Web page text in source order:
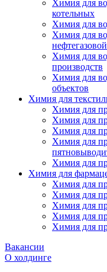
Химия для
котельных
Химия для
Химия для
Химия для
производств
Химия для
объектов
Химия для
Химия для
Химия для
Химия для
Химия для
Химия для
Химия для
Химия для
Химия для
Химия для
Химия для
Химия для
Вакансии
О холдинге